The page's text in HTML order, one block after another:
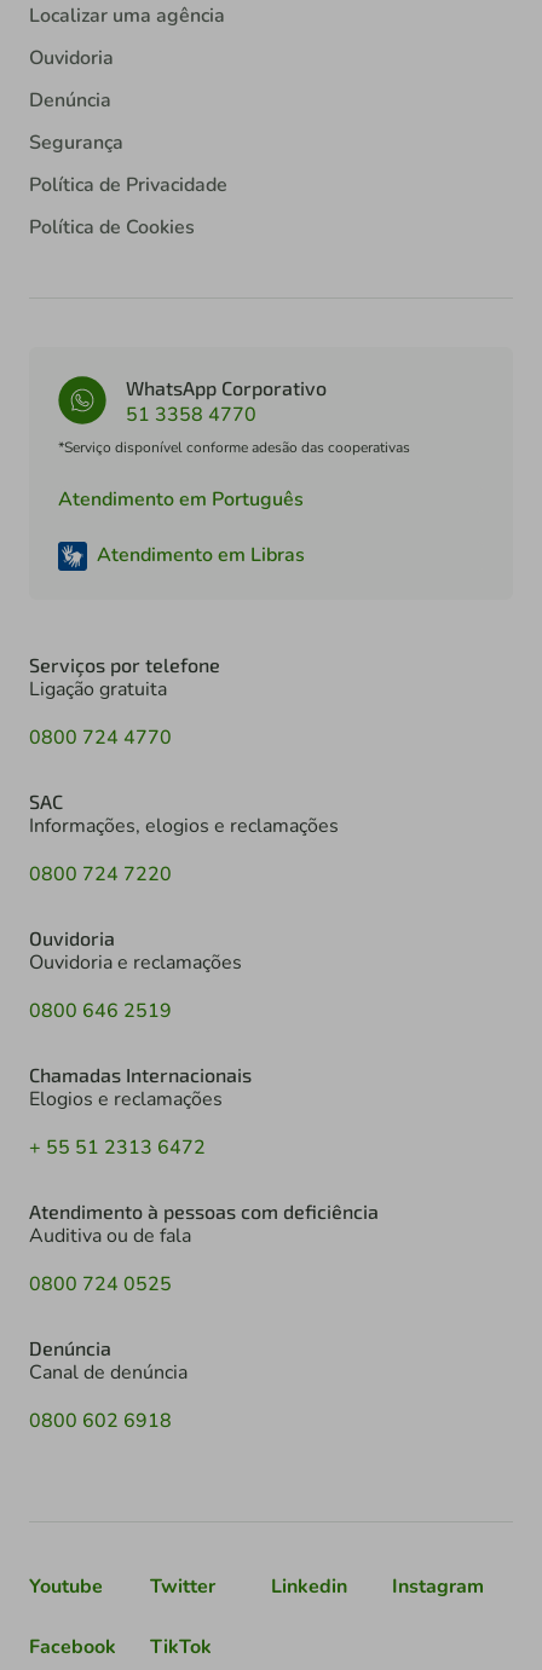
Localizar uma agência
Ouvidoria
Denúncia
Segurança
Política de Privacidade
Política de Cookies
WhatsApp Corporativo
51 3358 4770
*Serviço disponível conforme adesão das cooperativas
Atendimento em Português
Atendimento em Libras
Serviços por telefone
Ligação gratuita
0800 724 4770
SAC
Informações, elogios e reclamações
0800 724 7220
Ouvidoria
Ouvidoria e reclamações
0800 646 2519
Chamadas Internacionais
Elogios e reclamações
+ 55 51 2313 6472
Atendimento à pessoas com deficiência
Auditiva ou de fala
0800 724 0525
Denúncia
Canal de denúncia
0800 602 6918
Youtube Twitter Linkedin Instagram
Facebook TikTok